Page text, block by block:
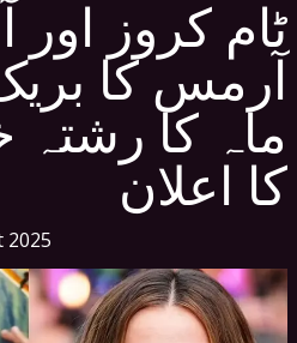
ٹام کروز اور
آرمس کا
ماہ کا رشتہ
کا اعلان
2025